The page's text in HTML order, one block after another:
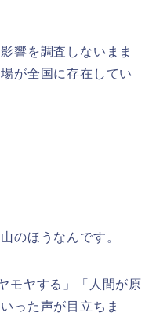
響を調査しないまま
が全国に存在してい
のほうなんです。
モヤする」「人間が原
った声が目立ちま